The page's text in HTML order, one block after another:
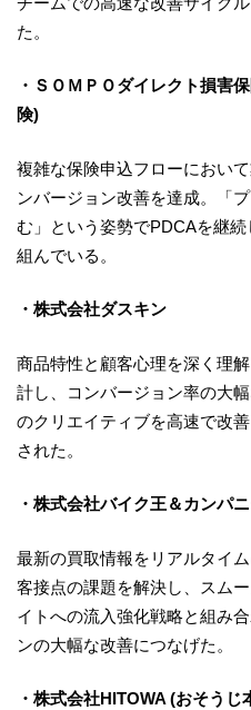
た。
・ＳＯＭＰＯダイレクト損害
険)
複雑な保険申込フローにおい
ンバージョン改善を達成。「
む」という姿勢でPDCAを継
組んでいる。
・株式会社ダスキン
商品特性と顧客心理を深く理
計し、コンバージョン率の大
のクリエイティブを高速で改
された。
・株式会社バイク王＆カンパ
最新の買取情報をリアルタイ
客接点の課題を解決し、スム
イトへの流入強化戦略と組み
ンの大幅な改善につなげた。
・株式会社HITOWA (おそうじ